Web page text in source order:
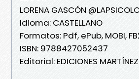
LORENA GASCÓN
Idioma: CASTELLANO
Formatos: Pdf, ePub, MOBI,
ISBN: 9788427052437
Editorial: EDICIONES